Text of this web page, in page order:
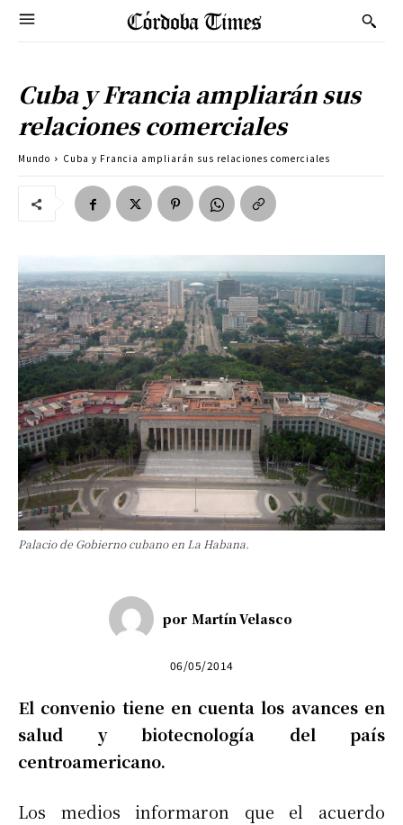
Cuba y Francia ampliarán sus
relaciones comerciales
Mundo Cuba y Francia ampliarán sus relaciones comerciales
Palacio de Gobierno cubano en La Habana.
por Martín Velasco
06/05/2014
El convenio tiene en cuenta los avances en
salud y biotecnología del país
centroamericano.
Los medios informaron que el acuerdo